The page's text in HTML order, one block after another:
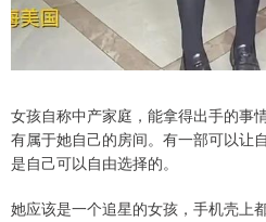
女孩自称中产家庭，能拿得出手的事
有属于她自己的房间。有一部可以让
是自己可以自由选择的。
她应该是一个追星的女孩，手机壳上